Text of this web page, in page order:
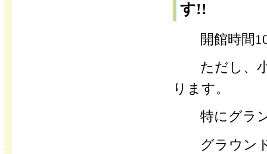
す!!
開館時間10
ただし、小
ります。
特にグラン
グラウンド